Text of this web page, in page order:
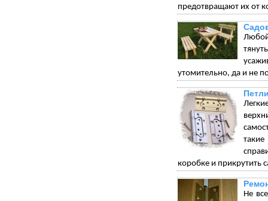
предотвращают их от
утомительно, да и не
коробке и прикрутить
Не